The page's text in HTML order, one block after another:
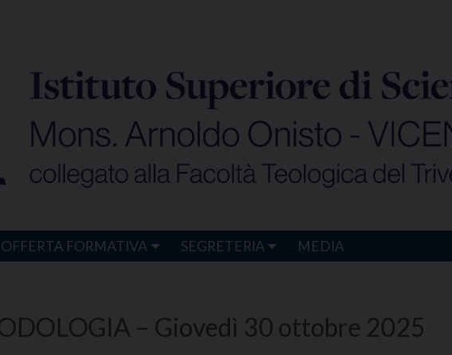
OFFERTA FORMATIVA SEGRETERIA MEDIA
– Giovedì 30 ottobre 2025